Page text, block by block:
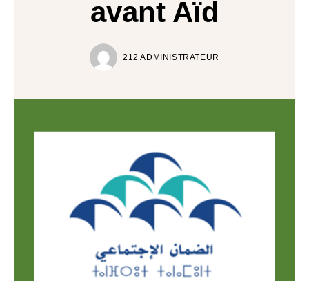
avant Aïd
212 ADMINISTRATEUR